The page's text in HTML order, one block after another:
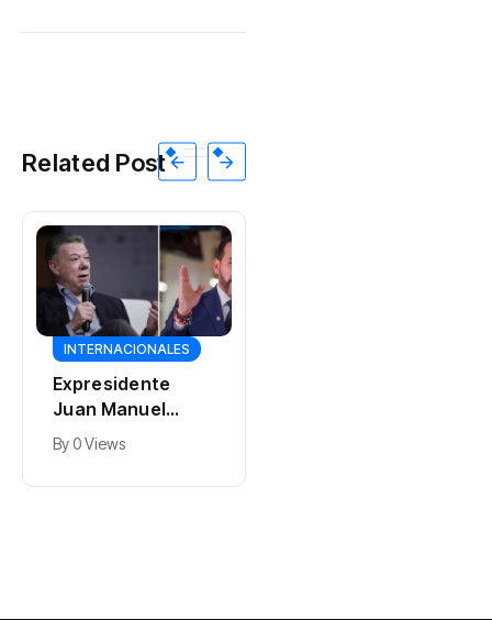
Related Post
INTERNACIONALES
Expresidente
Juan Manuel
Santos se
pronuncia a
pocas horas de la
By0 Views